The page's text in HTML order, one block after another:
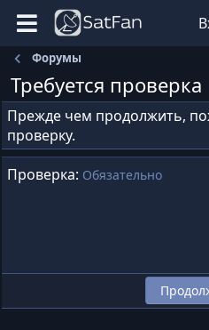
Форумы
Требуется проверка
Прежде чем продолжить,
проверку.
Проверка Обязательно